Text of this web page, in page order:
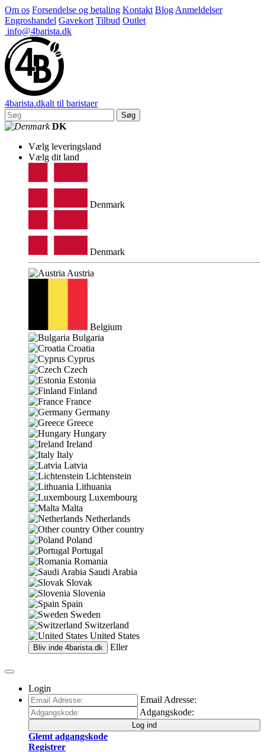
Om os Forsendelse og betaling Kontakt Blog Anmeldelser
Engroshandel Gavekort Tilbud Outlet
info@4barista.dk
4barista.dkalt til baristaer
Søg
DK
Vælg leveringsland
Vælg dit land
Denmark
Denmark
Austria
Belgium
Bulgaria
Croatia
Cyprus
Czech
Estonia
Finland
France
Germany
Greece
Hungary
Ireland
Italy
Latvia
Lichtenstein
Lithuania
Luxembourg
Malta
Netherlands
Other country
Poland
Portugal
Romania
Saudi Arabia
Slovak
Slovenia
Spain
Sweden
Switzerland
United States
Bliv inde 4barista.dk Eller
Login
Email Adresse:
Adgangskode:
Log ind
Glemt adgangskode
Registrer